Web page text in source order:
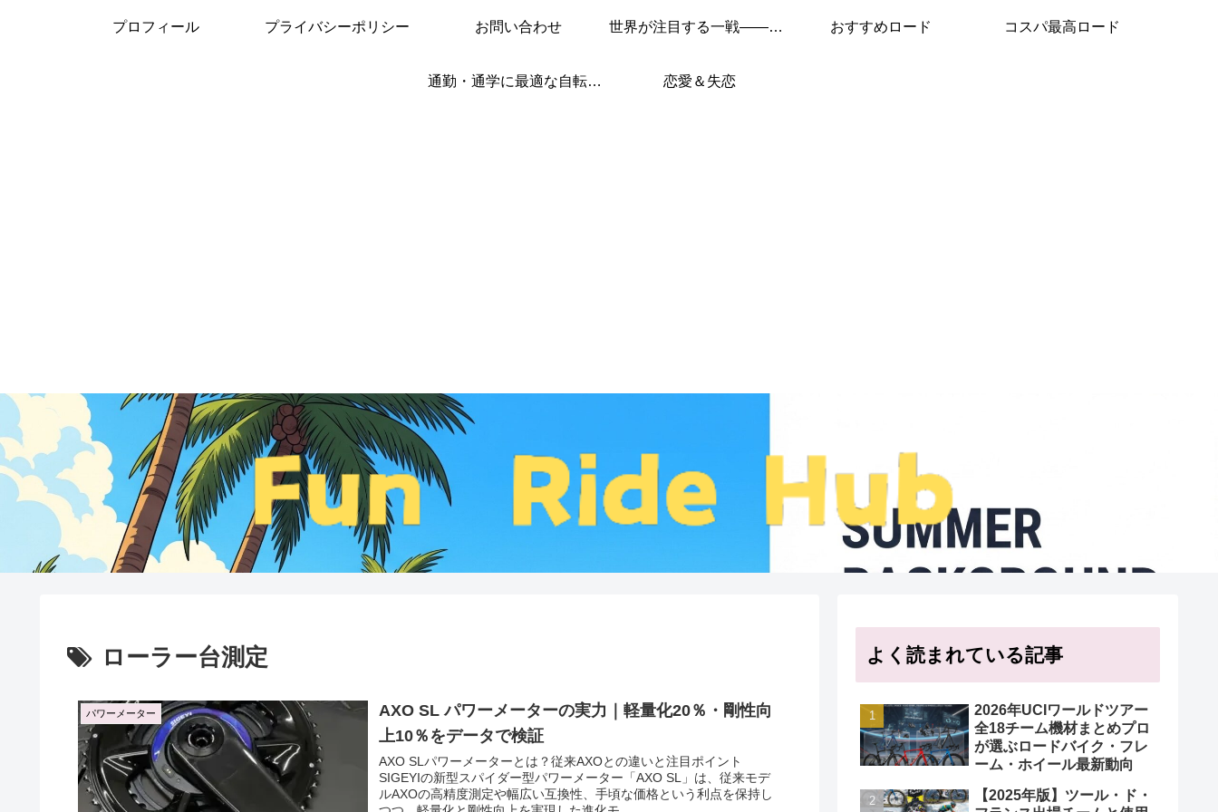
プロフィール プライバシーポリシー お問い合わせ 世界が注目する一戦——このレースを見逃すな！ おすすめロード コスパ最高ロード
通勤・通学に最適な自転車はこれ！ 恋愛＆失恋
ローラー台測定
パワーメーター
AXO SL パワーメーターの実力｜軽量化20％・剛性向
上10％をデータで検証
AXO SLパワーメーターとは？従来AXOとの違いと注目ポイント
SIGEYIの新型スパイダー型パワーメーター「AXO SL」は、従来モデ
ルAXOの高精度測定や幅広い互換性、手頃な価格という利点を保持し
よく読まれている記事
2026年UCIワールドツアー
全18チーム機材まとめプロ
が選ぶロードバイク・フレ
ーム・ホイール最新動向
【2025年版】ツール・ド・